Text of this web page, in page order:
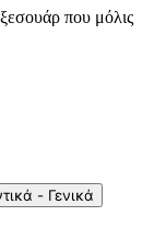
που μόλις
- Γενικά